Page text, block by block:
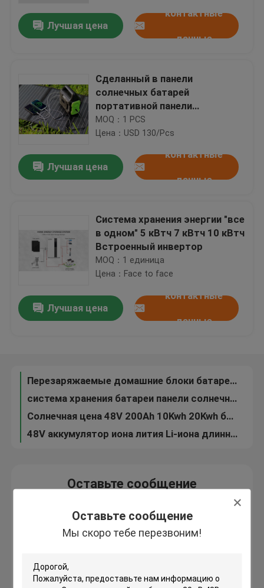
Оставьте сообщение
Мы скоро тебе перезвоним!
Домой
Видеозаписи
Экскурсия по заводу
Контроль качества
Запрос цены
Лучшая цена
контактные
данные
Сделанный в панели
солнечных батарей
портативной панели
солнечных батарей Китая
300w на открытом воздухе
MOQ：1 PCS
Цена：USD 130/Pcs
Лучшая цена
контактные
данные
Система хранения энергии "все
в одном" 5 кВтч 7 кВтч 10 кВтч
Встроенный инвертор
MOQ：1 единица
Цена：Face to face
Лучшая цена
контактные
данные
Перезаряжаемые домашние блоки батарей фосфорнокислого железа лития 48 вольт батарея лития часа 200 Amp
система хранения батареи панели солнечных батарей литий-ионного аккумулятора 200Ah 300Ah 48V
Солнечная цена 48V 200Ah 10Kwh 20Kwh батареи фосфата иона лития
48V аккумулятор иона лития Li-иона длинной жизни LiFePO4 перезаряжаемые
48 батарея лития 200ah батареи Lifepo4 вольта для хранения солнечной энергии
солнечная система 48V 200Ah иона лития 10kwh 20kwh 30kwh 50kwh Lifepo4 домашняя
Оставьте сообщение